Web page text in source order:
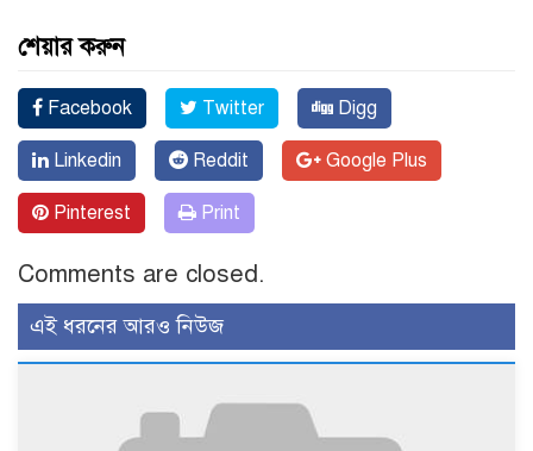
শেয়ার করুন
Facebook Twitter Digg
Linkedin Reddit Google Plus
Pinterest Print
Comments are closed.
এই ধরনের আরও নিউজ